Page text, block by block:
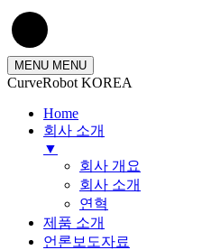
MENU MENU
CurveRobot KOREA
Home
회사 소개
▼
회사 개요
회사 소개
연혁
제품 소개
언론보도자료